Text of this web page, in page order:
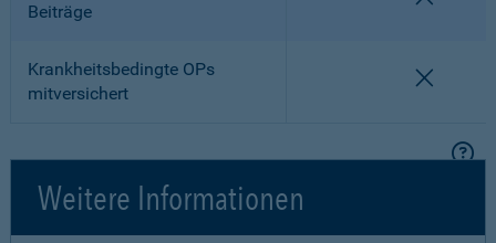
Beiträge
Krankheitsbedingte OPs
mitversichert
Weitere Informationen